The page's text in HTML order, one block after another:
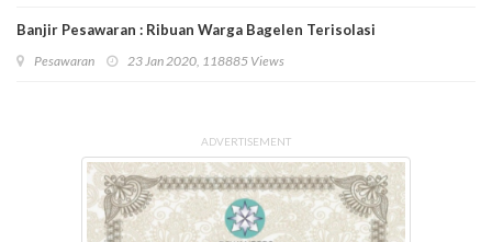
Banjir Pesawaran : Ribuan Warga Bagelen Terisolasi
Pesawaran 23 Jan 2020, 118885 Views
ADVERTISEMENT